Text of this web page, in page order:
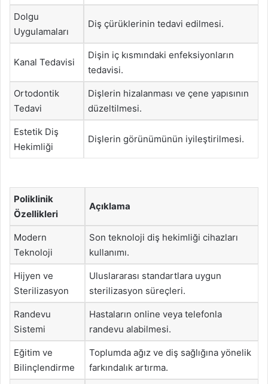
Dolgu
Uygulamaları
Diş çürüklerinin tedavi edilmesi.
Kanal Tedavisi
Dişin iç kısmındaki enfeksiyonların
tedavisi.
Ortodontik
Tedavi
Dişlerin hizalanması ve çene yapısının
düzeltilmesi.
Estetik Diş
Hekimliği
Dişlerin görünümünün iyileştirilmesi.
Poliklinik
Özellikleri
Açıklama
Modern
Teknoloji
Son teknoloji diş hekimliği cihazları
kullanımı.
Hijyen ve
Sterilizasyon
Uluslararası standartlara uygun
sterilizasyon süreçleri.
Randevu
Sistemi
Hastaların online veya telefonla
randevu alabilmesi.
Eğitim ve
Bilinçlendirme
Toplumda ağız ve diş sağlığına yönelik
farkındalık artırma.